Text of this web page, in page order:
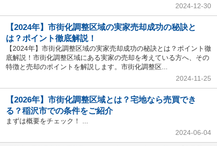
2024-12-30
【2024年】市街化調整区域の実家売却成功の秘訣と
は？ポイント徹底解説！
【2024年】市街化調整区域の実家売却成功の秘訣とは？ポイント徹
底解説！市街化調整区域にある実家の売却を考えている方へ、その
特徴と売却のポイントを解説します。市街化調整区...
2024-11-25
【2026年】市街化調整区域とは？宅地なら売買でき
る？稲沢市での条件をご紹介
まずは概要をチェック！ ...
2024-06-04